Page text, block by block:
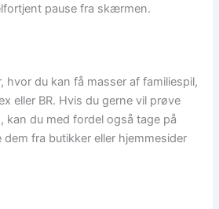
pause fra skærmen.
hvor du kan få masser af familiespil,
eller BR. Hvis du gerne vil prøve
kan du med fordel også tage på
fra butikker eller hjemmesider